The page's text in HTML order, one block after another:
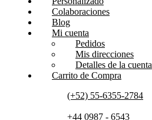
Colaboraciones
Blog
Mi cuenta
Pedidos
Mis direcciones
Detalles de la cuenta
Carrito de Compra
(+52) 55-6355-2784
+44 0987 - 6543